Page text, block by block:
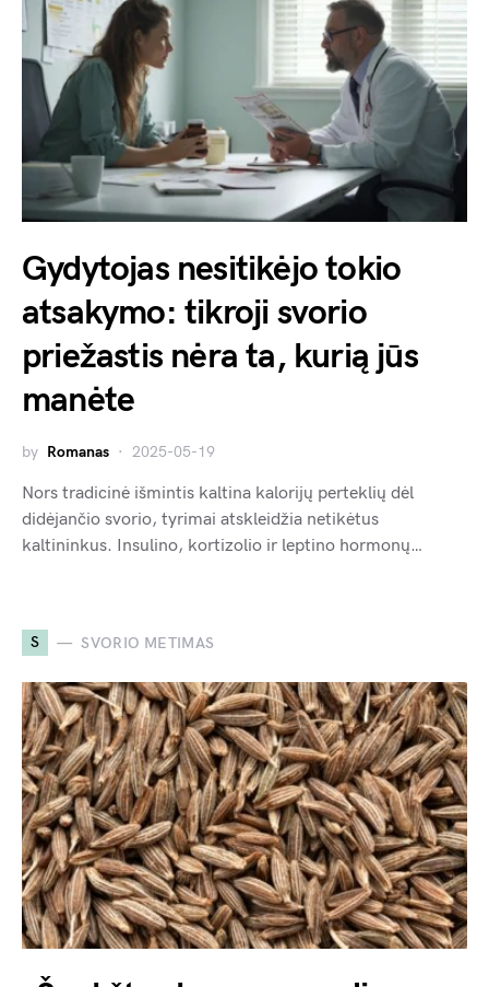
Gydytojas nesitikėjo tokio
atsakymo: tikroji svorio
priežastis nėra ta, kurią jūs
manėte
by Romanas 2025-05-19
Nors tradicinė išmintis kaltina kalorijų perteklių dėl
didėjančio svorio, tyrimai atskleidžia netikėtus
kaltininkus. Insulino, kortizolio ir leptino hormonų…
S SVORIO METIMAS